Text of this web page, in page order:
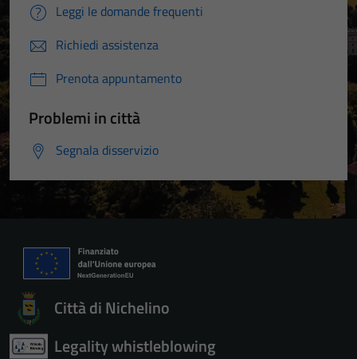
Leggi le domande frequenti
Richiedi assistenza
Prenota appuntamento
Problemi in città
Segnala disservizio
Città di Nichelino
Legality whistleblowing